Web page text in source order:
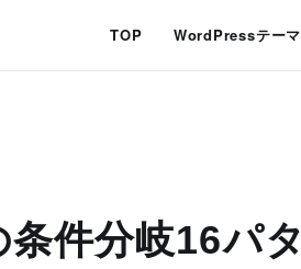
TOP WordPressテーマ
件分岐16パタ